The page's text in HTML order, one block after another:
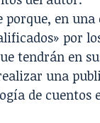
en una
por
tendrán en
una
de cuentos